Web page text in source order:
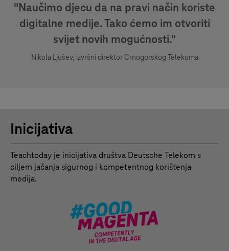
"Naučimo djecu da na pravi način koriste
digitalne medije. Tako ćemo im otvoriti
svijet novih mogućnosti."
Nikola Ljušev, izvršni direktor Crnogorskog Telekoma
Inicijativa
Teachtoday je inicijativa društva Deutsche Telekom s
ciljem jačanja sigurnog i kompetentnog korištenja
medija.